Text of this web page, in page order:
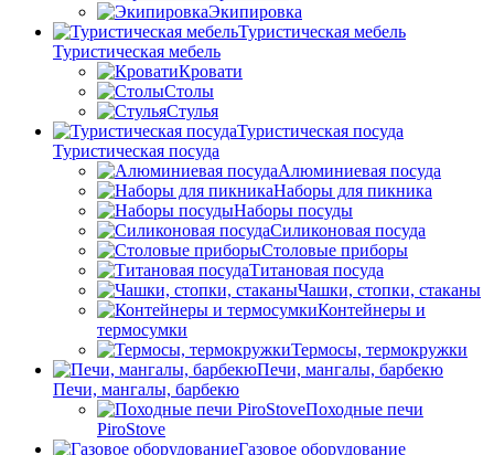
Экипировка
Туристическая мебель
Туристическая мебель
Кровати
Столы
Стулья
Туристическая посуда
Туристическая посуда
Алюминиевая посуда
Наборы для пикника
Наборы посуды
Силиконовая посуда
Столовые приборы
Титановая посуда
Чашки, стопки, стаканы
Контейнеры и
термосумки
Термосы, термокружки
Печи, мангалы, барбекю
Печи, мангалы, барбекю
Походные печи
PiroStove
Газовое оборудование